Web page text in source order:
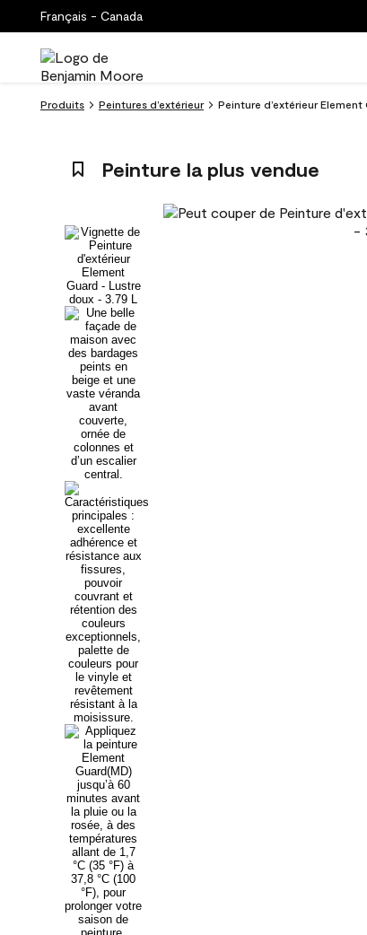
Français - Canada
Produits Peintures d’extérieur Peinture d’extérieur
Peinture la plus vendue